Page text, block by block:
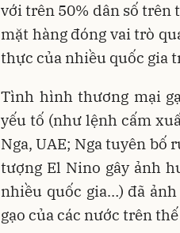
với trên 50% dân số trên
mặt hàng đóng vai trò
thực của nhiều quốc gia
Tình hình thương mại
yếu tố (như lệnh cấm
Nga, UAE; Nga tuyên
tượng El Nino gây ảnh
nhiều quốc gia…) đã
gạo của các nước trên